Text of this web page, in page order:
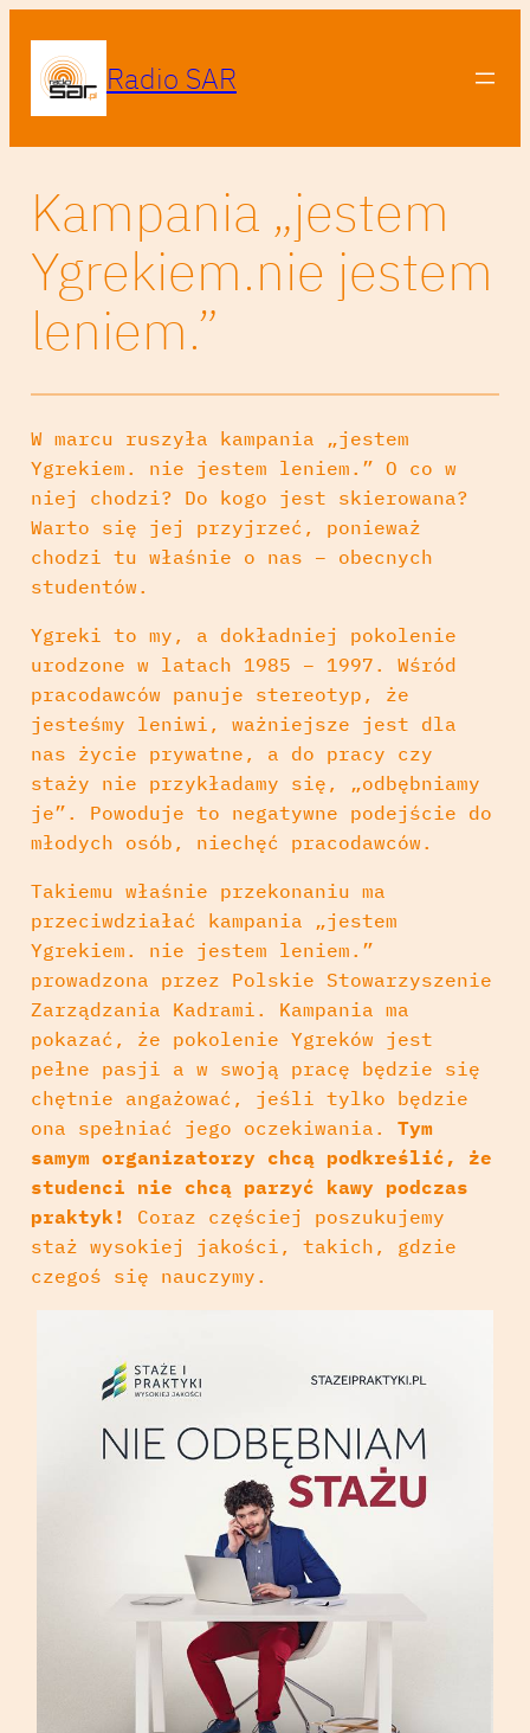
Radio SAR
Kampania „jestem
Ygrekiem.nie jestem
leniem.”
W marcu ruszyła kampania „jestem
Ygrekiem. nie jestem leniem.” O co w
niej chodzi? Do kogo jest skierowana?
Warto się jej przyjrzeć, ponieważ
chodzi tu właśnie o nas – obecnych
studentów.
Ygreki to my, a dokładniej pokolenie
urodzone w latach 1985 – 1997. Wśród
pracodawców panuje stereotyp, że
jesteśmy leniwi, ważniejsze jest dla
nas życie prywatne, a do pracy czy
staży nie przykładamy się, „odbębniamy
je”. Powoduje to negatywne podejście do
młodych osób, niechęć pracodawców.
Takiemu właśnie przekonaniu ma
przeciwdziałać kampania „jestem
Ygrekiem. nie jestem leniem.”
prowadzona przez Polskie Stowarzyszenie
Zarządzania Kadrami. Kampania ma
pokazać, że pokolenie Ygreków jest
pełne pasji a w swoją pracę będzie się
chętnie angażować, jeśli tylko będzie
ona spełniać jego oczekiwania. Tym
samym organizatorzy chcą podkreślić, że
studenci nie chcą parzyć kawy podczas
praktyk!
Coraz częściej poszukujemy
staż wysokiej jakości, takich, gdzie
czegoś się nauczymy.